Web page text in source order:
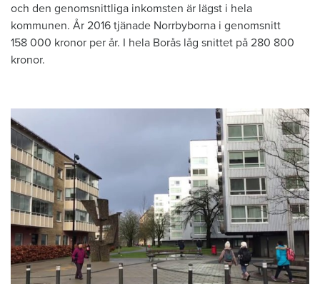
och den genomsnittliga inkomsten är lägst i hela
kommunen. År 2016 tjänade Norrbyborna i genomsnitt
158 000 kronor per år. I hela Borås låg snittet på 280 800
kronor.